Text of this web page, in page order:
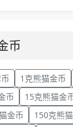
币
1克熊猫金币
币
15克熊猫金
金币
150克熊